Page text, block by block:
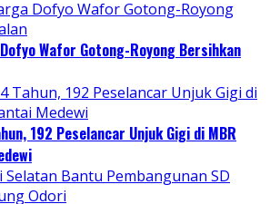
Wafor Gotong-Royong Bersihkan
192 Peselancar Unjuk Gigi di MBR